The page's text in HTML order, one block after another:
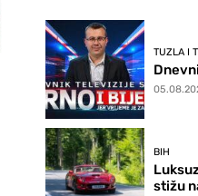
TUZLA I
BIH
stižu